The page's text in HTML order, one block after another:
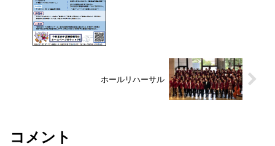
ホールリハーサル
コメント